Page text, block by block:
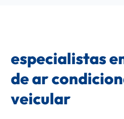
especialistas
de ar
veicular